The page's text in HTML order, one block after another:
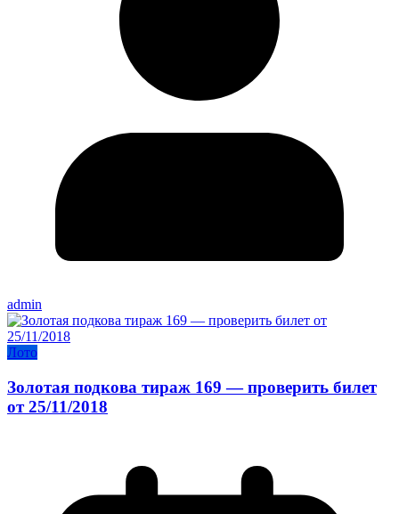
admin
Лото
Золотая подкова тираж 169 — проверить билет
от 25/11/2018